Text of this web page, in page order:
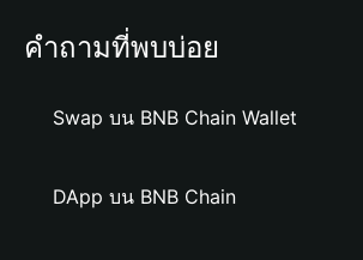
คำถามที่พบบ่อย
Swap บน BNB Chain Wallet
DApp บน BNB Chain